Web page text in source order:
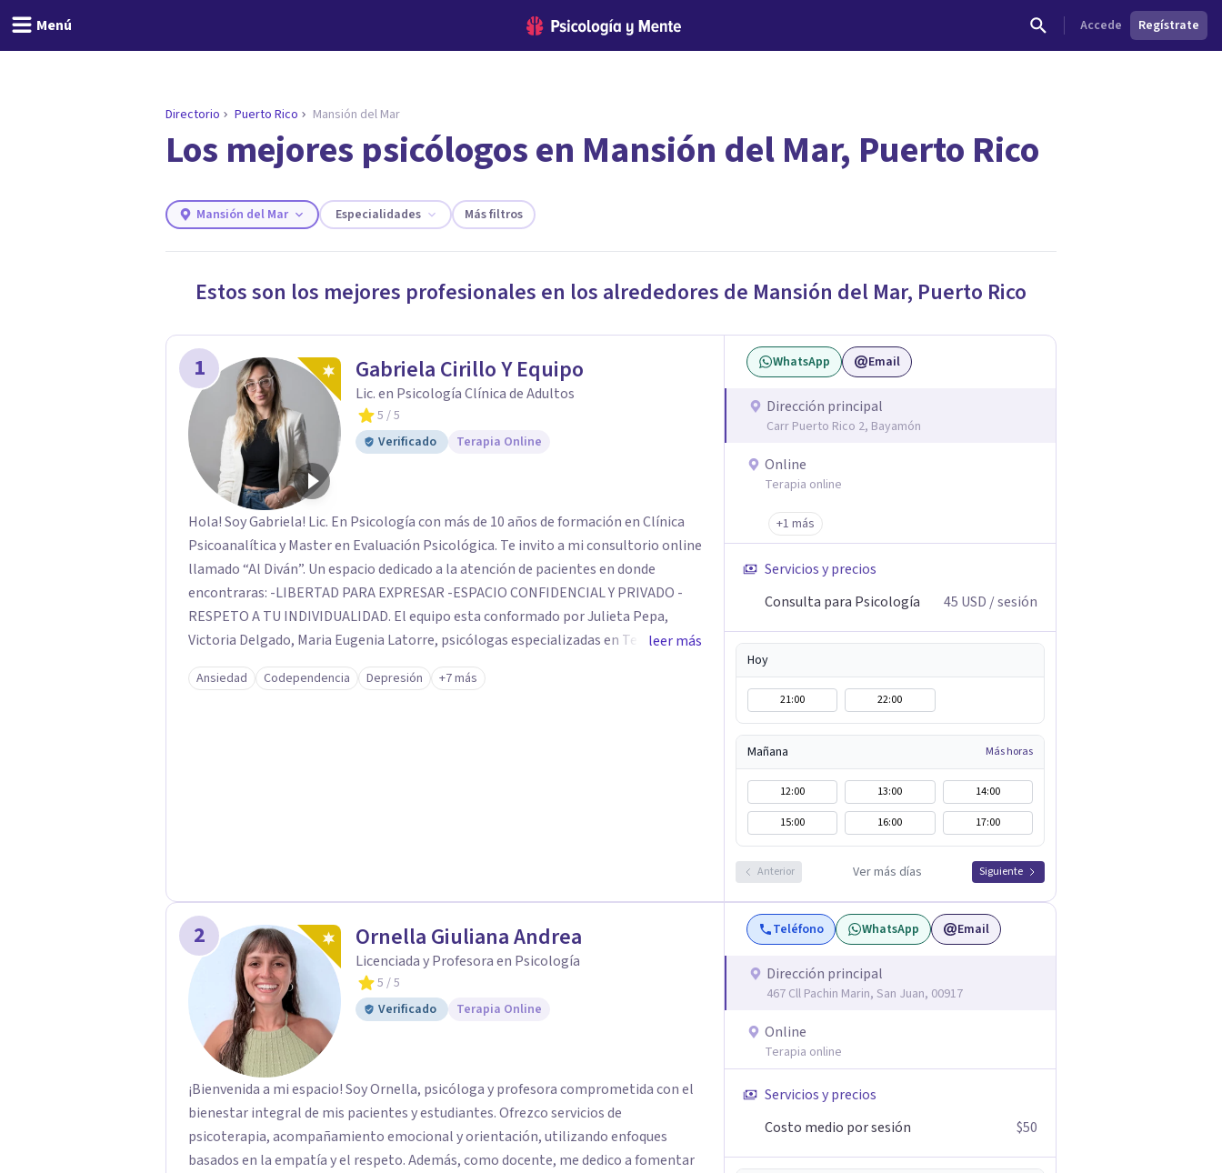
Menú Accede Regístrate
ENCONTRAR MI TERAPEUTA
¿Necesitas ayuda para encontrar el psicólogo adecuado?
necesidades.
Responder cuestionario
Directorio Puerto Rico Mansión del Mar
Los mejores psicólogos en Mansión del Mar, Puerto Rico
Mansión del Mar Especialidades Más filtros
Estos son los mejores profesionales en los alrededores de Mansión del Mar, Puerto Rico
1 Gabriela Cirillo Y Equipo
Lic. en Psicología Clínica de Adultos
5 / 5
Verificado
Terapia Online
Hola! Soy Gabriela! Lic. En Psicología con más de 10 años de formación en Clínica
Psicoanalítica y Master en Evaluación Psicológica. Te invito a mi consultorio online
llamado “Al Diván”. Un espacio dedicado a la atención de pacientes en donde
encontraras: -LIBERTAD PARA EXPRESAR -ESPACIO CONFIDENCIAL Y PRIVADO -
RESPETO A TU INDIVIDUALIDAD. El equipo esta conformado por Julieta Pepa,
Victoria Delgado, Maria Eugenia Latorre, psicólogas especializadas en Terapia
individual Clínica, Perspectiva de género, Orientación a Ma-padres, Duelos, Terapia
de Pareja y Migraciones. Tambien contamos con la nutricionista Giuliana Liberti.
leer más
Ansiedad Codependencia Depresión +7 más
WhatsApp Email
Dirección principal
Carr Puerto Rico 2, Bayamón
Online
Terapia online
+1 más
Servicios y precios
Consulta para Psicología
45 USD / sesión
Hoy
21:00 22:00
Mañana Más horas
12:00 13:00
14:00
15:00
16:00 17:00
Anterior Ver más días Siguiente
2 Ornella Giuliana Andrea
Licenciada y Profesora en Psicología
5 / 5
Verificado
Terapia Online
¡Bienvenida a mi espacio! Soy Ornella, psicóloga y profesora comprometida con el
bienestar integral de mis pacientes y estudiantes. Ofrezco servicios de
psicoterapia, acompañamiento emocional y orientación, utilizando enfoques
basados en la empatía y el respeto. Además, como docente, me dedico a fomentar
Teléfono WhatsApp Email
Dirección principal
467 Cll Pachin Marin, San Juan, 00917
Online
Terapia online
Servicios y precios
Costo medio por sesión
$50